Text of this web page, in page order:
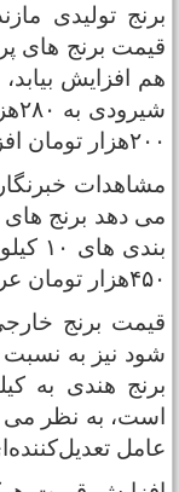
تولیدی
برنج های پر
افزایش بیابد،
تومان افزایش یافته است.
خبرنگار
دهد برنج های
بندی
تومان عرضه می شود.
برنج
نیز به نسبت
به نظر می